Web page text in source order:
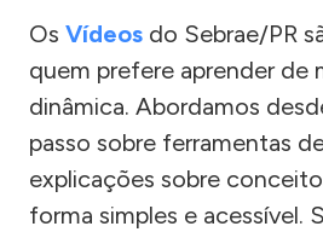
Os Vídeos do Sebrae/PR
quem prefere aprender de
dinâmica. Abordamos
passo sobre ferramentas
explicações sobre
forma simples e acessível.